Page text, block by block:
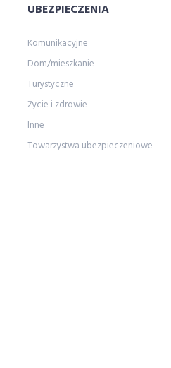
UBEZPIECZENIA
Komunikacyjne
Dom/mieszkanie
Turystyczne
Życie i zdrowie
Inne
Towarzystwa ubezpieczeniowe